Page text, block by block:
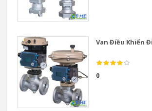
Van Điều Khiển
0